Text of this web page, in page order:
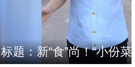
标题：新“食”尚！“小份